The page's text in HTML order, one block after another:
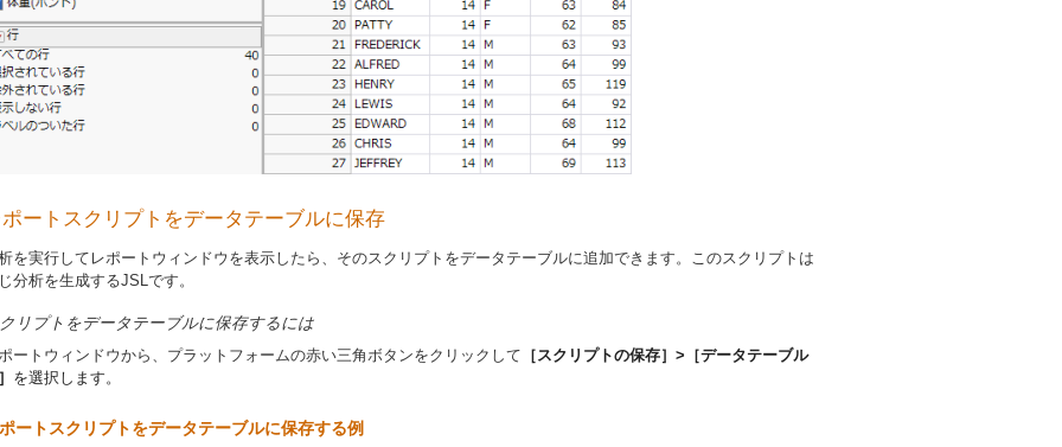
ポートスクリプトをデータテーブルに保存
を実行してレポートウィンドウを表示したら、そのスクリプトをデータテーブルに追加できます。このスクリプトは
分析を生成するJSLです。
リプトをデータテーブルに保存するには
ートウィンドウから、プラットフォームの赤い三角ボタンをクリックして ［スクリプトの保存］>［データテーブル
を選択します。
ートスクリプトをデータテーブルに保存する例